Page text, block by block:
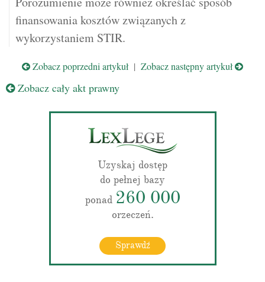
finansowania kosztów związanych z
wykorzystaniem STIR.
Zobacz poprzedni artykuł | Zobacz następny artykuł
Zobacz cały akt prawny
Uzyskaj dostęp
do pełnej bazy
ponad 260 000
orzeczeń.
Sprawdź